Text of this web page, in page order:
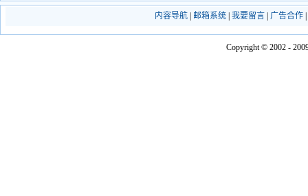
内容导航| 邮箱系统| 我要留言| 广告合作|
Copyright © 2002 -